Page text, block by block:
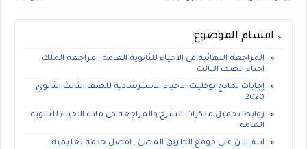
اقسام الموضوع
المراجعة النهائية فى الاحياء للثانوية العامة , مراجعة الملك
احياء الصف الثالث
إجابات نماذج بوكليت الاحياء الاسترشادية للصف الثالث الثانوي
2020
روابط تحميل مذكرات الشرح والمراجعة فى مادة الاحياء للثانوية
العامة .
انتم الان على موقع الطريق المضئ , افضل خدمة تعليمية